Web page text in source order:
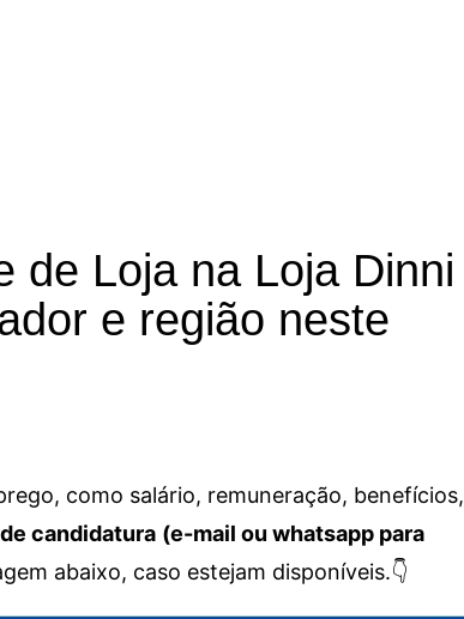
de Loja na Loja Dinni
e região neste
como salário, remuneração, benefícios,
candidatura (e-mail ou whatsapp para
abaixo, caso estejam disponíveis.👇